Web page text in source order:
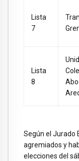
Lista
7
Lista
8
Según el Jurado
agremiados y
elecciones del